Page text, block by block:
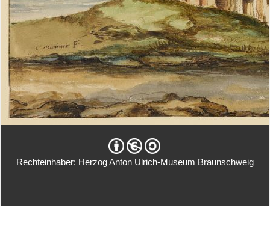
Rechteinhaber: Herzog Anton Ulrich-Museum Braunschweig